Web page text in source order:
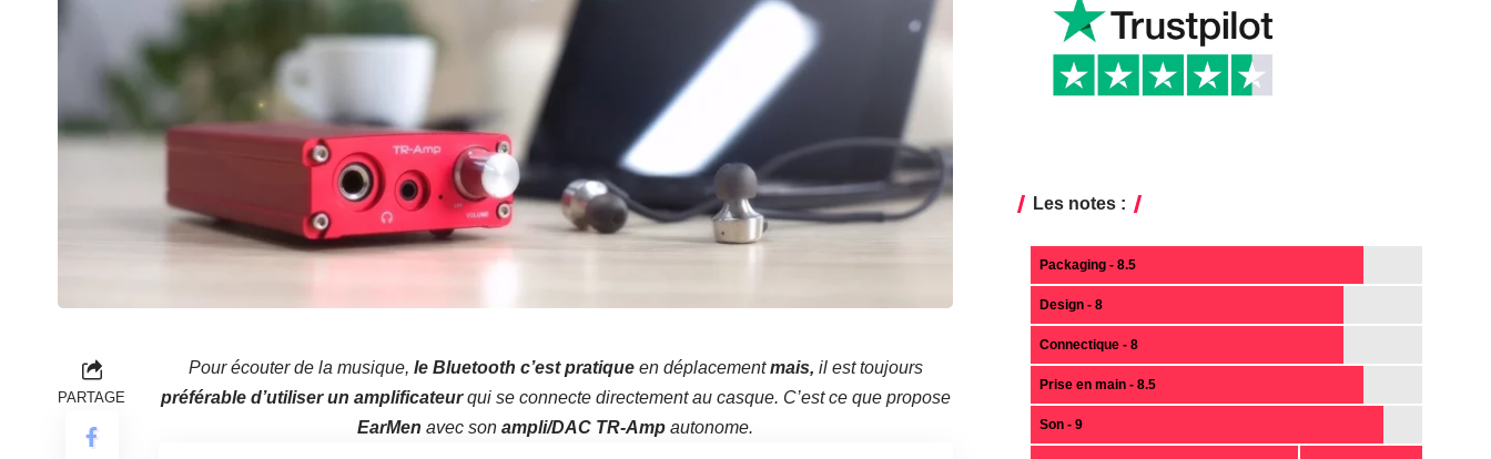
PARTAGE
Pour écouter de la musique, le Bluetooth c’est pratiqueen déplacementmais, il est toujours
préférable d’utiliser un amplificateurqui se connecte directement au casque. C’est ce que propose
EarMen avec sonampli/DAC TR-Amp autonome.
Les notes :
Packaging - 8.5
Design - 8
Connectique - 8
Prise en main - 8.5
Son - 9